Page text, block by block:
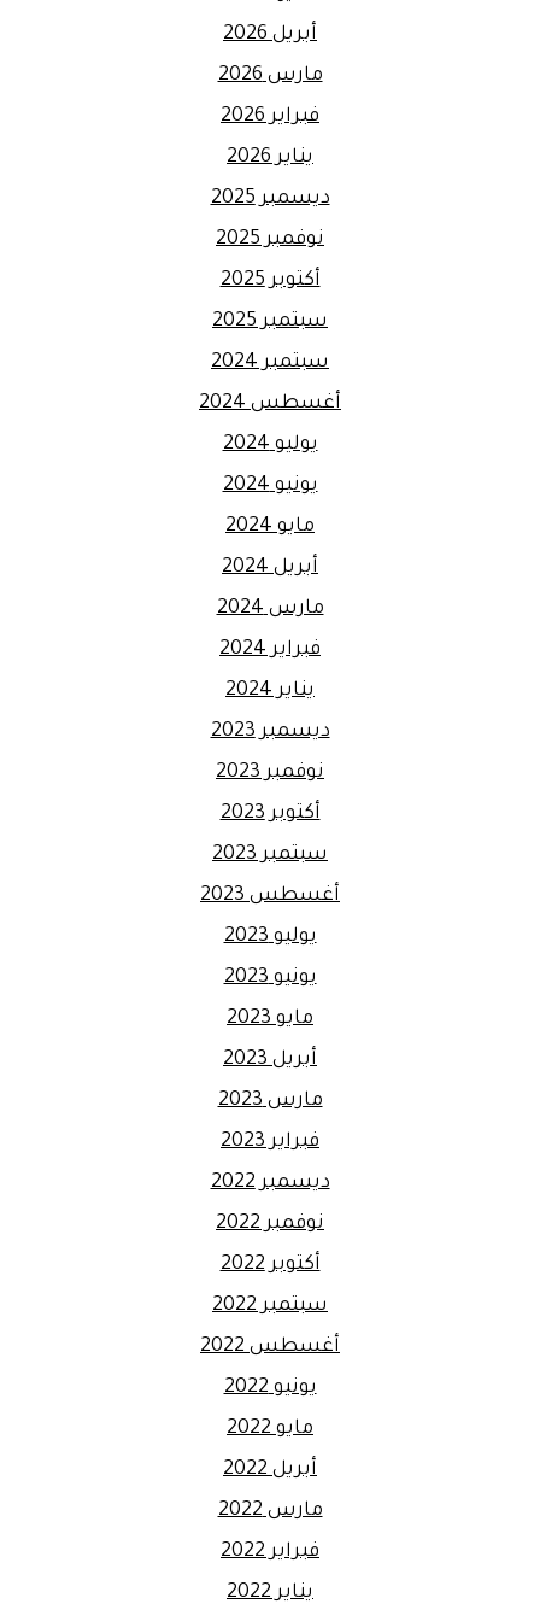
أبريل 2026
مارس 2026
فبراير 2026
يناير 2026
ديسمبر 2025
نوفمبر 2025
أكتوبر 2025
سبتمبر 2025
سبتمبر 2024
أغسطس 2024
يوليو 2024
يونيو 2024
مايو 2024
أبريل 2024
مارس 2024
فبراير 2024
يناير 2024
ديسمبر 2023
نوفمبر 2023
أكتوبر 2023
سبتمبر 2023
أغسطس 2023
يوليو 2023
يونيو 2023
مايو 2023
أبريل 2023
مارس 2023
فبراير 2023
ديسمبر 2022
نوفمبر 2022
أكتوبر 2022
سبتمبر 2022
أغسطس 2022
يونيو 2022
مايو 2022
أبريل 2022
مارس 2022
فبراير 2022
يناير 2022